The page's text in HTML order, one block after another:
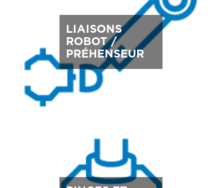
LIAISONS
ROBOT /
PRÉHENSEUR